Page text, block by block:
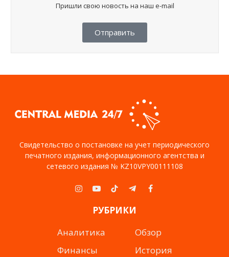
Пришли свою новость на наш e-mail
Отправить
Свидетельство о постановке на учет периодического
печатного издания, информационного агентства и
сетевого издания № KZ10VPY00111108
Instagram
YouTubeTikTokTelegramFacebook
РУБРИКИ
Аналитика
Финансы
Обзор
История